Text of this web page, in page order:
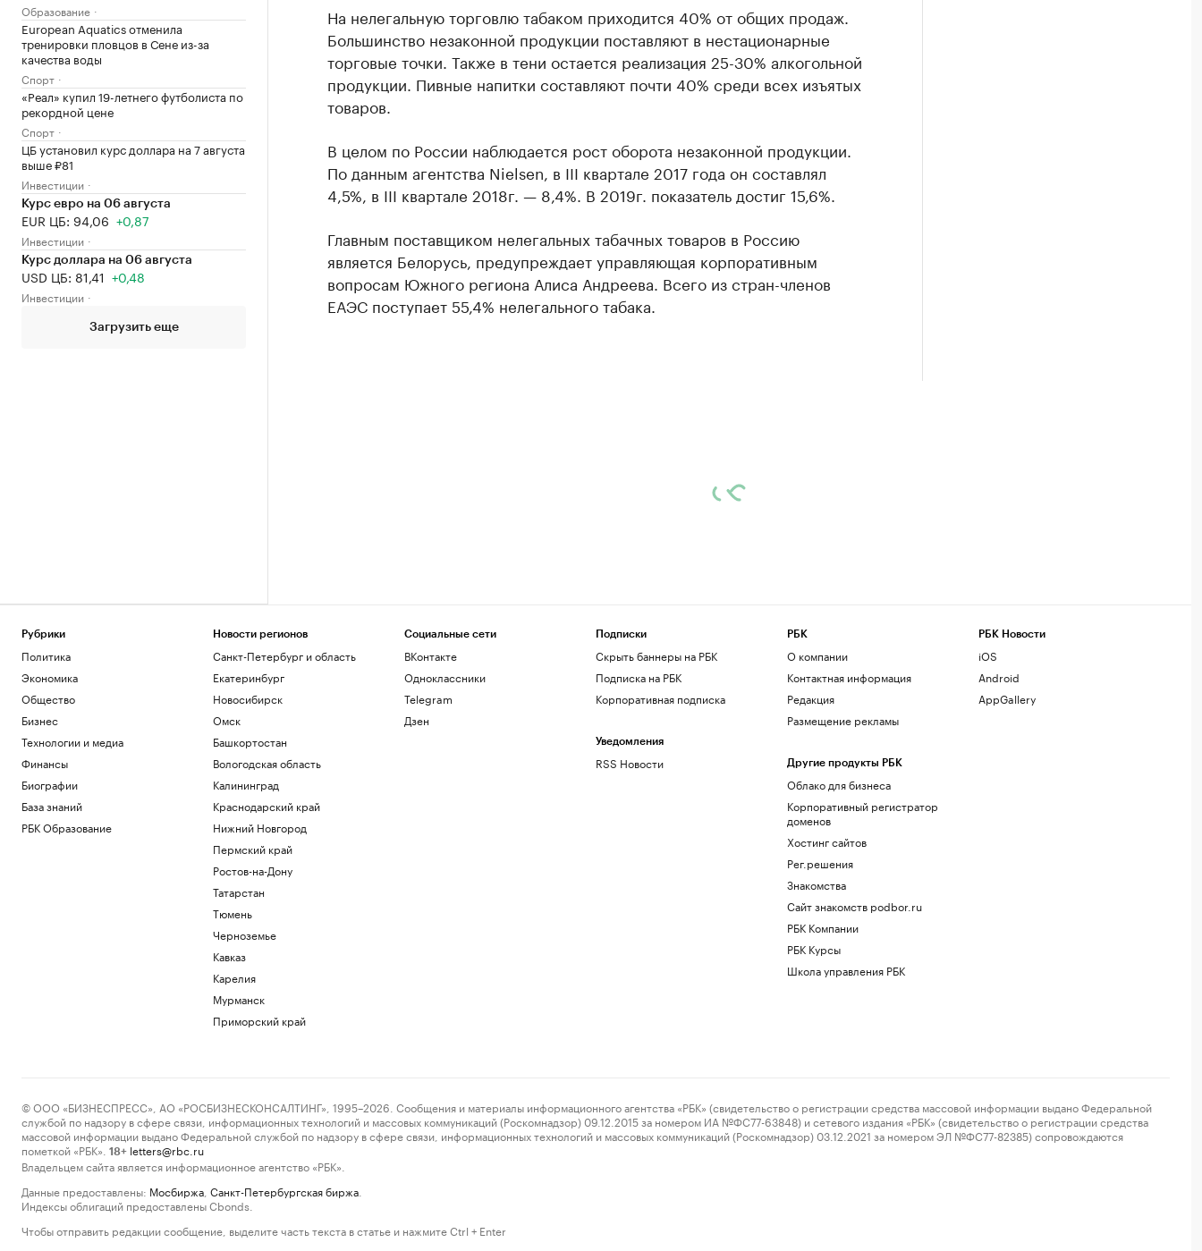
Образование
European Aquatics отменила
тренировки пловцов в Сене из-за
качества воды
Спорт
«Реал» купил 19-летнего футболиста по
рекордной цене
Спорт
ЦБ установил курс доллара на 7 августа
выше ₽81
Инвестиции
Курс евро на 06 августа
EUR ЦБ: 94,06 +0,87
Инвестиции
Курс доллара на 06 августа
USD ЦБ: 81,41 +0,48
Инвестиции
Загрузить еще
На нелегальную торговлю табаком приходится 40% от общих продаж.
Большинство незаконной продукции поставляют в нестационарные
торговые точки. Также в тени остается реализация 25-30% алкогольной
продукции. Пивные напитки составляют почти 40% среди всех изъятых
товаров.
В целом по России наблюдается рост оборота незаконной продукции.
По данным агентства Nielsen, в III квартале 2017 года он составлял
4,5%, в III квартале 2018г. — 8,4%. В 2019г. показатель достиг 15,6%.
Главным поставщиком нелегальных табачных товаров в Россию
является Белорусь, предупреждает управляющая корпоративным
вопросам Южного региона Алиса Андреева. Всего из стран-членов
ЕАЭС поступает 55,4% нелегального табака.
Рубрики
Политика
Экономика
Общество
Бизнес
Технологии и медиа
Финансы
Биографии
База знаний
РБК Образование
Новости регионов
Санкт-Петербург и область
Екатеринбург
Новосибирск
Омск
Башкортостан
Вологодская область
Калининград
Краснодарский край
Нижний Новгород
Пермский край
Ростов-на-Дону
Татарстан
Тюмень
Черноземье
Кавказ
Карелия
Мурманск
Приморский край
Социальные сети
ВКонтакте
Одноклассники
Telegram
Дзен
Подписки
Скрыть баннеры на РБК
Подписка на РБК
Корпоративная подписка
Уведомления
RSS Новости
РБК
О компании
Контактная информация
Редакция
Размещение рекламы
Другие продукты РБК
Облако для бизнеса
Корпоративный регистратор
доменов
Хостинг сайтов
Рег.решения
Знакомства
Сайт знакомств podbor.ru
РБК Компании
РБК Курсы
Школа управления РБК
РБК Новости
iOS
Android
AppGallery
© ООО «БИЗНЕСПРЕСС», АО «РОСБИЗНЕСКОНСАЛТИНГ», 1995–2026. Сообщения и материалы информационного агентства «РБК» (свидетельство о регистрации средства массовой информации выдано Федеральной
службой по надзору в сфере связи, информационных технологий и массовых коммуникаций (Роскомнадзор) 09.12.2015 за номером ИА №ФС77-63848) и сетевого издания «РБК» (свидетельство о регистрации средства
массовой информации выдано Федеральной службой по надзору в сфере связи, информационных технологий и массовых коммуникаций (Роскомнадзор) 03.12.2021 за номером ЭЛ №ФС77-82385) сопровождаются
пометкой «РБК».
18+ letters@rbc.ru
Владельцем сайта является информационное агентство «РБК».
Данные предоставлены: Мосбиржа Санкт-Петербургская биржа
Индексы облигаций предоставлены Cbonds.
Чтобы отправить редакции сообщение, выделите часть текста в статье и нажмите Ctrl + Enter